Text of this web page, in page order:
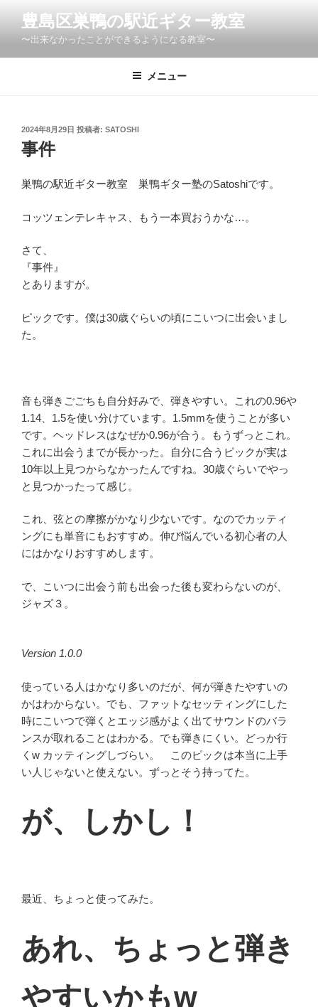
ン
豊島区巣鴨の駅近ギター教室
〜出来なかったことができるようになる教室〜
メニュー
投
稿
日:
2024年8月29日 投稿者: SATOSHI
事件
巣鴨の駅近ギター教室 巣鴨ギター塾のSatoshiです。
コッツェンテレキャス、もう一本買おうかな…。
さて、
『事件』
とありますが。
ピックです。僕は30歳ぐらいの頃にこいつに出会いまし
た。
音も弾きごごちも自分好みで、弾きやすい。これの0.96や
1.14、1.5を使い分けています。1.5mmを使うことが多い
です。ヘッドレスはなぜか0.96が合う。もうずっとこれ。
これに出会うまでが長かった。自分に合うピックが実は
10年以上見つからなかったんですね。30歳ぐらいでやっ
と見つかったって感じ。
これ、弦との摩擦がかなり少ないです。なのでカッティ
ングにも単音にもおすすめ。伸び悩んでいる初心者の人
にはかなりおすすめします。
で、こいつに出会う前も出会った後も変わらないのが、
ジャズ３。
Version 1.0.0
使っている人はかなり多いのだが、何が弾きたやすいの
かはわからない。でも、ファットなセッティングにした
時にこいつで弾くとエッジ感がよく出てサウンドのバラ
ンスが取れることはわかる。でも弾きにくい。どっか行
くw カッティングしづらい。 このピックは本当に上手
い人じゃないと使えない。ずっとそう持ってた。
が、しかし！
最近、ちょっと使ってみた。
あれ、ちょっと弾き
やすいかもw